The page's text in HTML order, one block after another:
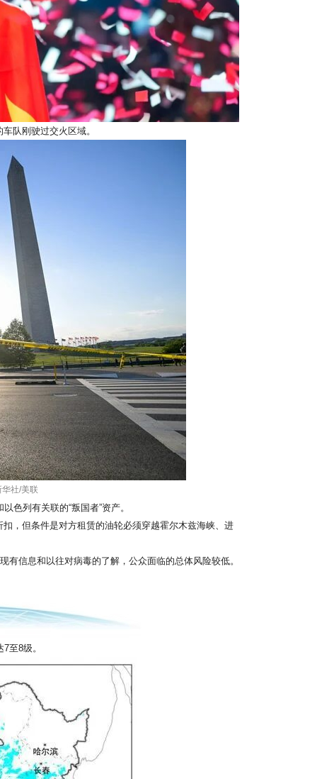
队刚驶过交火区域。
社/美联
列有关联的“叛国者”资产。
但条件是对方租赁的油轮必须穿越霍尔木兹海峡、进
信息和以往对病毒的了解，公众面临的总体风险较低。
至8级。